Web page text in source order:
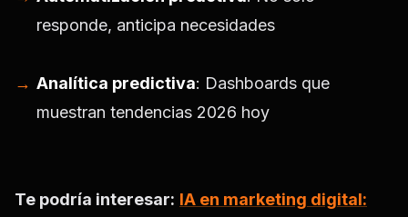
responde, anticipa necesidades
Analítica predictiva: Dashboards que
muestran tendencias 2026 hoy
Te podría interesar: IA en marketing digital: